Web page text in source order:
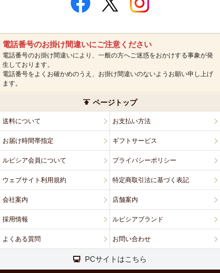
電話番号のお掛け間違いにご注意ください
電話番号のお掛け間違いにより、一般の方へご迷惑をおかけする事象が発
生しております。
電話番号をよくお確かめのうえ、お掛け間違いのないようお願い申し上げ
ます。
ページトップ
送料について お支払い方法
お届け時間帯指定 ギフトサービス
ルピシア会員について プライバシーポリシー
ウェブサイト利用規約 特定商取引法に基づく表記
会社案内 店舗案内
採用情報 ルピシアブランド
よくある質問 お問い合わせ
PCサイトはこちら